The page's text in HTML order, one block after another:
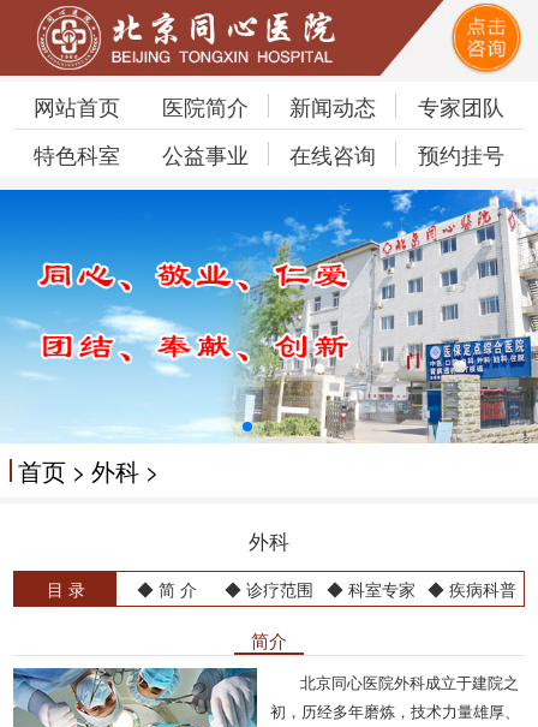
网站首页 医院简介 新闻动态
专家团队
特色科室
公益事业 在线咨询 预约挂号
首页> 外科 >
外科
目 录 ◆ 简 介 ◆ 诊疗范围 ◆ 科室专家 ◆ 疾病科普
简介
北京同心医院外科成立于建院之
初，历经多年磨炼，技术力量雄厚、